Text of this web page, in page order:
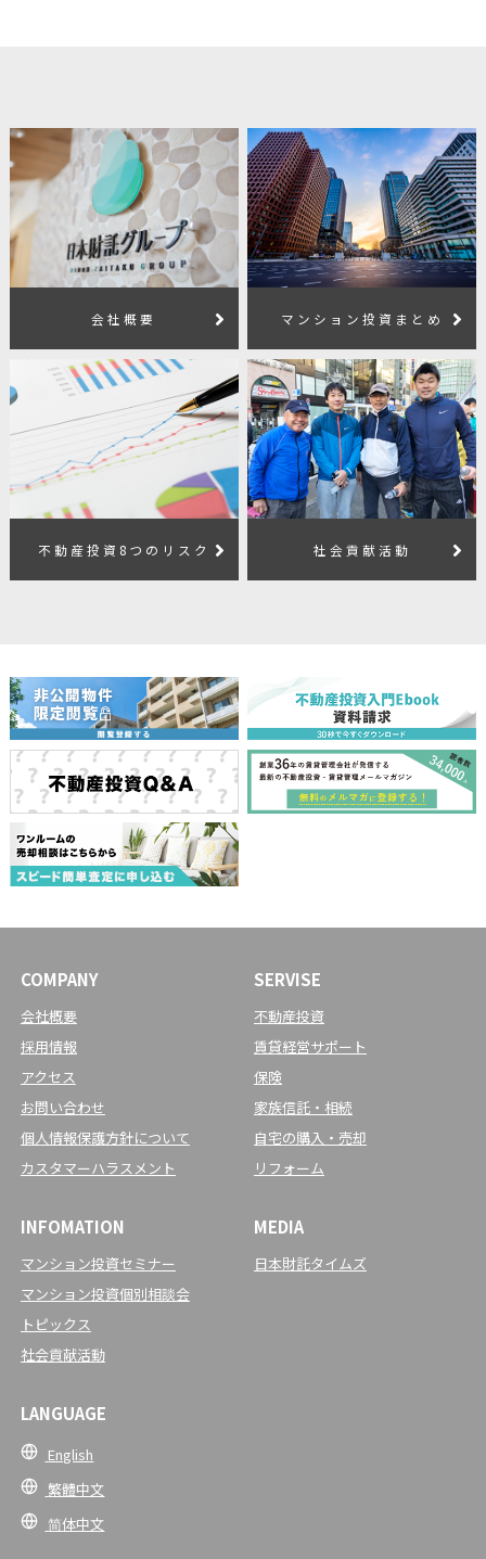
会社概要 マンション投資まとめ
不動産投資8つのリスク 社会貢献活動
COMPANY
会社概要
採用情報
アクセス
お問い合わせ
個人情報保護方針について
カスタマーハラスメント
SERVISE
不動産投資
賃貸経営サポート
保険
家族信託・相続
自宅の購入・売却
リフォーム
INFOMATION
マンション投資セミナー
マンション投資個別相談会
トピックス
社会貢献活動
MEDIA
日本財託タイムズ
LANGUAGE
English
繁體中文
简体中文